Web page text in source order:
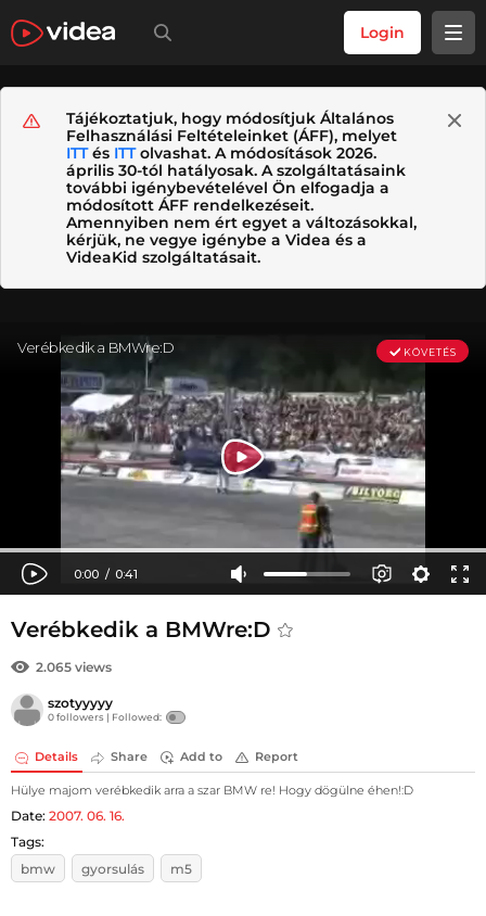
Login
Tájékoztatjuk, hogy módosítjuk Általános
Felhasználási Feltételeinket (ÁFF), melyet
ITTés ITTolvashat. A módosítások 2026.
április 30-tól hatályosak. A szolgáltatásaink
további igénybevételével Ön elfogadja a
módosított ÁFF rendelkezéseit.
Amennyiben nem ért egyet a változásokkal,
kérjük, ne vegye igénybe a Videa és a
VideaKid szolgáltatásait.
Verébkedik a BMWre:D
2.065 views
szotyyyyy
0 followers | Followed:
Details Share Add to Report
Hülye majom verébkedik arra a szar BMW re! Hogy dögülne éhen!:D
Date: 2007. 06. 16.
Tags:
bmw
gyorsulás m5